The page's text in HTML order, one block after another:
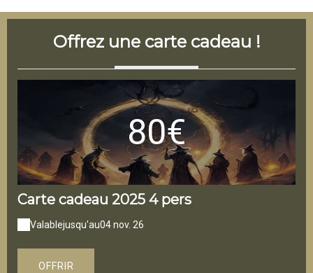
Offrez une carte cadeau !
80€
Carte cadeau 2025 4 pers
Valablejusqu'au04 nov. 26
OFFRIR